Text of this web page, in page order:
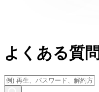
よくある質問